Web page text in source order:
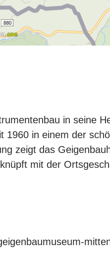
in seine
1960 in einem der
zeigt das
mit der